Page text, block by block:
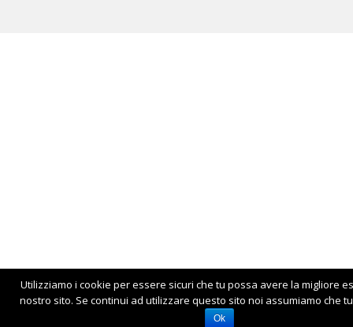
Utilizziamo i cookie per essere sicuri che tu possa avere la migliore
nostro sito. Se continui ad utilizzare questo sito noi assumiamo che
Ok